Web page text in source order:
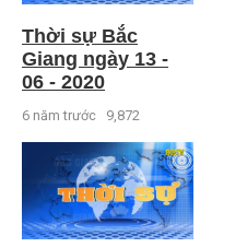
Thời sự Bắc
Giang ngày 13 -
06 - 2020
6 năm trước 9,872